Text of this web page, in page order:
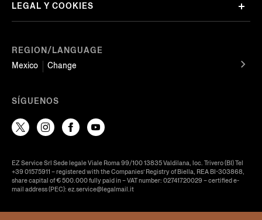
REGION/LANGUAGE
Mexico
Change
LEGAL Y COOKIES
SÍGUENOS
EZ Service Srl Sede legale Viale Roma 99/100 13835 Valdilana, loc. Trivero (BI) Tel
+39 01575911 – registered with the Companies’ Registry of Biella, REA BI-303868,
share capital of € 500.000 fully paid in – VAT number: 02741720029 – certified e-
mail address (PEC): ez.service@legalmail.it